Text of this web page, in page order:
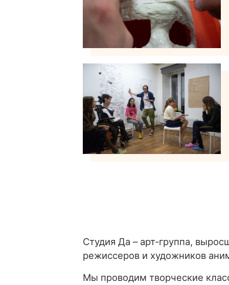
Студия Да – арт-группа,
режиссеров и художников
Мы проводим творческие